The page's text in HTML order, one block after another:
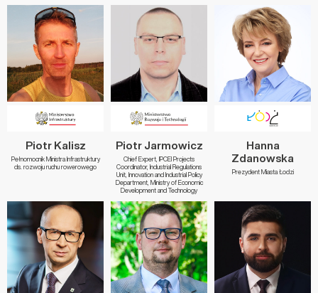
Piotr Kalisz
Pełnomocnik Ministra Infrastruktury
ds. rozwoju ruchu rowerowego
Piotr Jarmowicz
Chief Expert, IPCEI Projects
Coordinator, Industrial Regulations
Unit, Innovation and Industrial Policy
Department, Ministry of Economic
Development and Technology
Hanna
Zdanowska
Prezydent Miasta Łodzi